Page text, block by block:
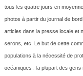
tous les quatre jours en
photos à partir du journal de
articles dans la presse locale et
serons, etc. Le but de cette
populations à la nécessité de
océaniques : la plupart des gens